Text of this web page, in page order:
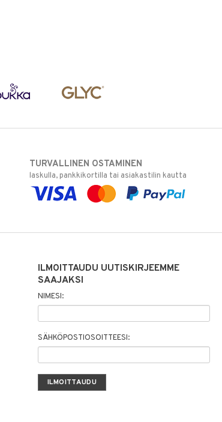
TURVALLINEN OSTAMINEN
laskulla, pankkikortilla tai asiakastilin kautta
ILMOITTAUDU UUTISKIRJEEMME
SAAJAKSI
NIMESI:
SÄHKÖPOSTIOSOITTEESI: